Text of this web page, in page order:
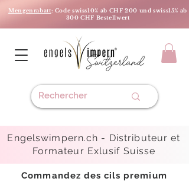
Mengenrabatt: Code swiss10% ab CHF 200 und swiss15% ab
300 CHF Bestellwert
Engelswimpern.ch - Distributeur et
Formateur Exlusif Suisse
Commandez des cils premium